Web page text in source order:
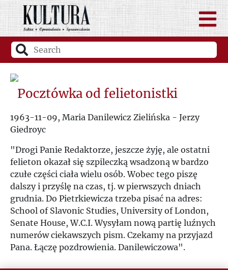
Pocztówka od felietonistki
1963-11-09, Maria Danilewicz Zielińska - Jerzy
Giedroyc
"Drogi Panie Redaktorze, jeszcze żyję, ale ostatni
felieton okazał się szpileczką wsadzoną w bardzo
czułe części ciała wielu osób. Wobec tego piszę
dalszy i przyślę na czas, tj. w pierwszych dniach
grudnia. Do Pietrkiewicza trzeba pisać na adres:
School of Slavonic Studies, University of London,
Senate House, W.C.I. Wysyłam nową partię luźnych
numerów ciekawszych pism. Czekamy na przyjazd
Pana. Łączę pozdrowienia. Danilewiczowa".